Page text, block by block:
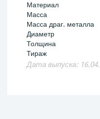
Материал
Масса
Масса драг. металла
Диаметр
Толщина
Тираж
Дата выпуска: